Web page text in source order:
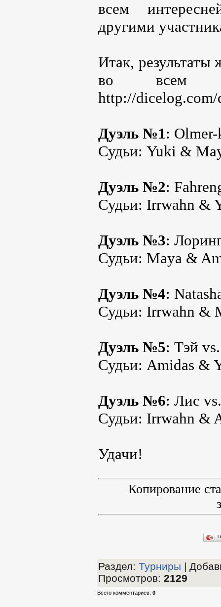
всем
другими
Итак, результаты
во всем
http://
Дуэль №1:
Судьи: Yuki &
Дуэль №2:
Судьи: Irrwahn &
Дуэль №3:
Судьи: Maya &
Дуэль №4:
Судьи: Irrwahn &
Дуэль №5: Тэй
Судьи: Amidas &
Дуэль №6: Лис
Судьи: Irrwahn &
Удачи!
Копирование
Раздел: Турниры |
Просмотров: 2129
Всего комментариев: 0